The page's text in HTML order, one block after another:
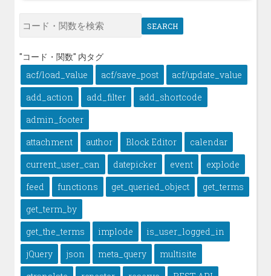
SEARCH
"コード・関数" 内タグ
acf/load_value
acf/save_post
acf/update_value
add_action
add_filter
add_shortcode
admin_footer
attachment
author Block Editor
calendar
current_user_can
datepicker event
explode
feed
functions get_queried_object
get_terms
get_term_by
get_the_terms
implode
is_user_logged_in
jQuery
json meta_query
multisite